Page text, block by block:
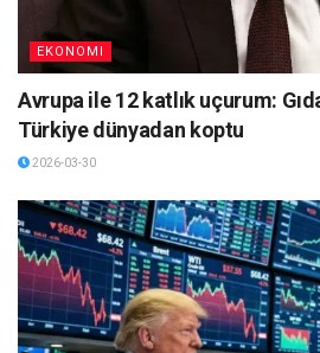
EKONOMI
Avrupa ile 12 katlık uçurum:
Türkiye dünyadan koptu
2026-03-30